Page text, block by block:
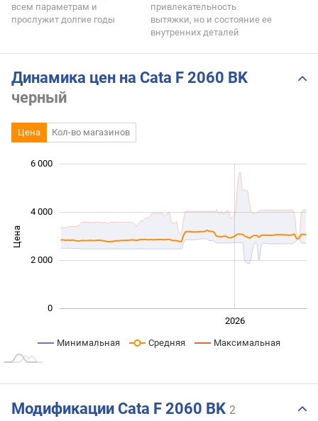
всем параметрам и
прослужит долгие годы
привлекательность
вытяжки, но и состояние ее
внутренних деталей
Динамика цен на Cata F 2060 BK
черный
Цена Кол-во магазинов
Цена
0
2 000
4 000
6 000
2026
Минимальная Средняя Максимальная
Модификации Cata F 2060 BK 2